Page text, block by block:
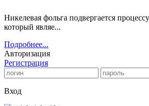
Никелевая фольга подвергается
который являе...
Подробнее...
Авторизация
Регистрация
Вход